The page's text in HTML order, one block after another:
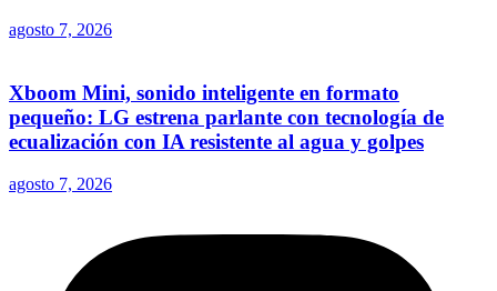
agosto 7, 2026
Xboom Mini, sonido inteligente en formato
pequeño: LG estrena parlante con tecnología de
ecualización con IA resistente al agua y golpes
agosto 7, 2026